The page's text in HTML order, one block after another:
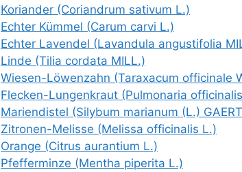
Kori­an­der (Cori­an­drum sati­vum L.)
Ech­ter Küm­mel (Carum car­vi L.)
Ech­ter Laven­del (Lavan­du­la angusti­fo­lia
Lin­de (Tilia corda­ta MILL.)
Wie­sen-Löwen­zahn (Tar­a­xa­cum offi­ci­na­le
Fle­cken-Lun­gen­kraut (Pul­mo­na­ria
Mari­en­dis­tel (Sily­bum maria­num (L.)
Zitro­nen-Melis­se (Melis­sa offi­ci­na­lis L.)
Oran­ge (Citrus aurant­i­um L.)
Pfef­fer­min­ze (Men­tha pipe­ri­ta L.)